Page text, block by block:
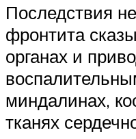
Последствия
фронтита
органах и
миндалинах,
тканях